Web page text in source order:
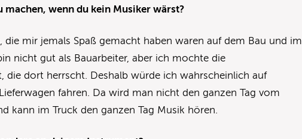
machen, wenn du kein Musiker wärst?
die mir jemals Spaß gemacht haben waren auf dem Bau und im
nicht gut als Bauarbeiter, aber ich mochte die
die dort herrscht. Deshalb würde ich wahrscheinlich auf
fahren. Da wird man nicht den ganzen Tag vom
kann im Truck den ganzen Tag Musik hören.